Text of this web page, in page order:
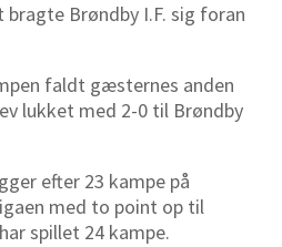
Brøndby I.F. sig foran
faldt gæsternes anden
lukket med 2-0 til Brøndby
efter 23 kampe på
med to point op til
spillet 24 kampe.